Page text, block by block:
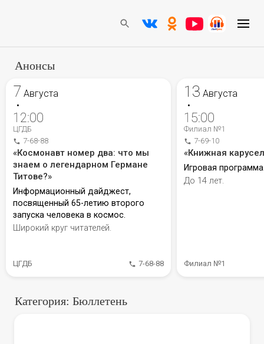
Анонсы
7 Августа
•
12:00
ЦГДБ
7-68-88
«Космонавт номер два: что мы
знаем о легендарном Германе
Титове?»
Информационный дайджест,
посвященный 65-летию второго
запуска человека в космос.
Широкий круг читателей.
ЦГДБ 7-68-88
13 Августа
•
15:00
Филиал №1
7-69-10
«Книжная
Игровая
До 14 лет.
Филиал №1
Категория: Бюллетень